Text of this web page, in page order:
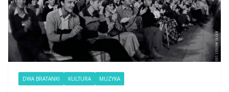
DWA BRATANKI KULTURA MUZYKA